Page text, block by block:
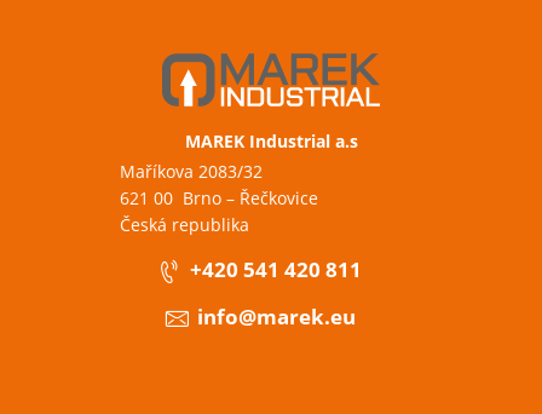
MAREK Industrial a.s
Maříkova 2083/32
621 00 Brno – Řečkovice
Česká republika
+420 541 420 811
info@marek.eu